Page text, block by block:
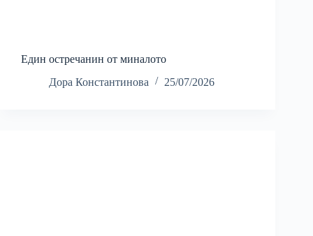
Един остречанин от миналото
Дора Константинова
25/07/2026